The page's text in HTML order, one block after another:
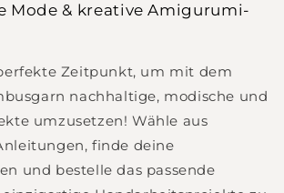
Mode & kreative Amigurumi-
Zeitpunkt, um mit dem
nachhaltige, modische und
umzusetzen! Wähle aus
finde deine
und bestelle das passende